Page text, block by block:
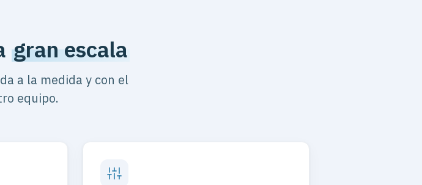
gran escala
a la medida y con el
equipo.